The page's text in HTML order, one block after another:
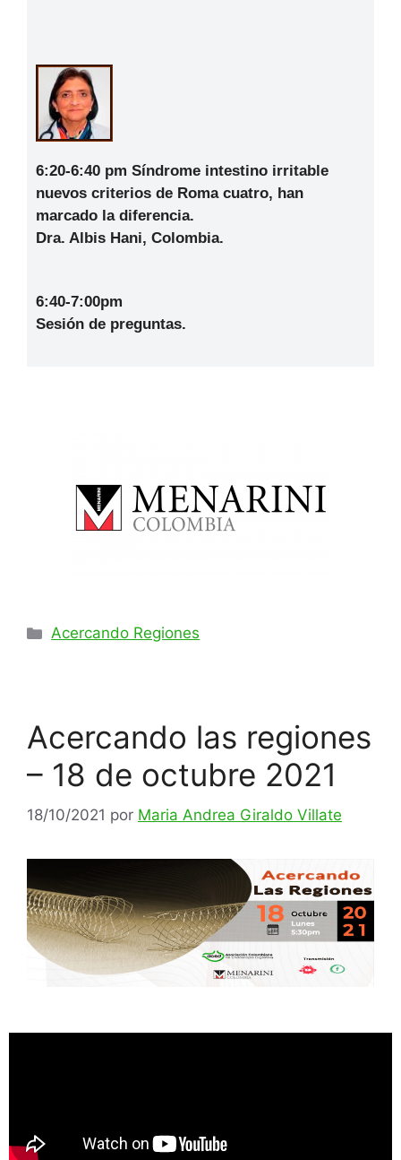
6:20-6:40 pm Síndrome intestino irritable
nuevos criterios de Roma cuatro, han
marcado la diferencia.
Dra. Albis Hani, Colombia.
6:40-7:00pm
Sesión de preguntas.
Acercando Regiones
Acercando las regiones
– 18 de octubre 2021
18/10/2021 por Maria Andrea Giraldo Villate